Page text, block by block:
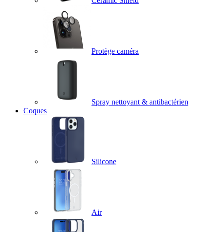
Protège caméra
Spray nettoyant & antibactérien
Coques
Silicone
Air